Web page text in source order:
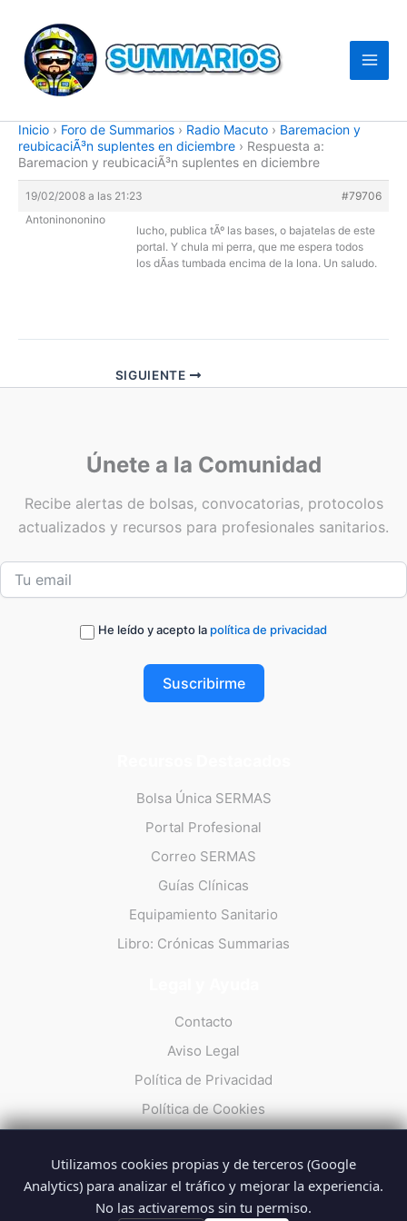
contenido
Inicio › Foro de Summarios › Radio Macuto › Baremacion y
reubicaciÃ³n suplentes en diciembre › Respuesta a:
Baremacion y reubicaciÃ³n suplentes en diciembre
19/02/2008 a las 21:23
#79706
Antoninononino
lucho, publica tÃº las bases, o bajatelas de este
portal. Y chula mi perra, que me espera todos
los dÃ­as tumbada encima de la lona. Un saludo.
SIGUIENTE
Únete a la Comunidad
Recibe alertas de bolsas, convocatorias, protocolos
actualizados y recursos para profesionales sanitarios.
He leído y acepto la política de privacidad
Suscribirme
Bolsa Única SERMAS
Portal Profesional
Correo SERMAS
Guías Clínicas
Equipamiento Sanitario
Libro: Crónicas Summarias
Contacto
Aviso Legal
Política de Privacidad
Política de Cookies
© 2026 Summarios · La web no oficial de los profesionales del
Utilizamos cookies propias y de terceros (Google
Analytics) para analizar el tráfico y mejorar la experiencia.
No las activaremos sin tu permiso.